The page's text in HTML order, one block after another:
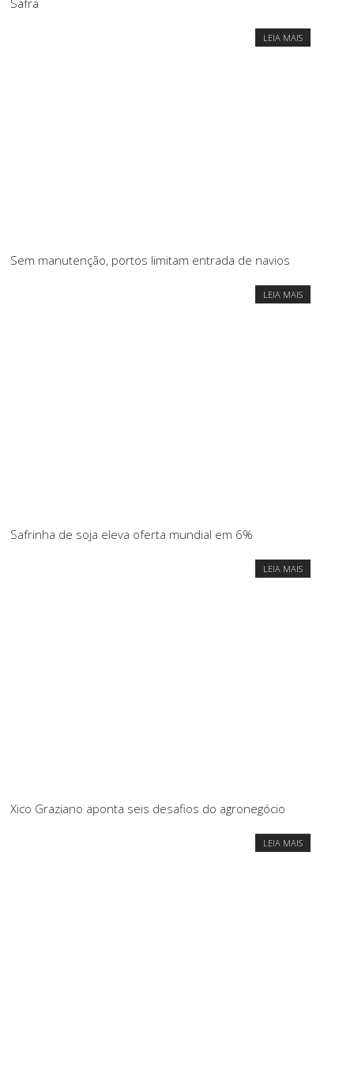
Safra
LEIA MAIS
Sem manutenção, portos limitam entrada de navios
LEIA MAIS
Safrinha de soja eleva oferta mundial em 6%
LEIA MAIS
Xico Graziano aponta seis desafios do agronegócio
LEIA MAIS